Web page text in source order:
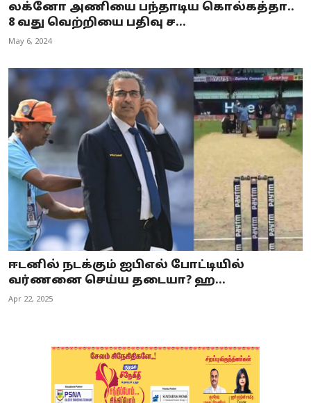
லக்னோ அணியை பந்தாடிய கொல்கத்தா..
8 வது வெற்றியை பதிவு ச...
May 6, 2024
ஈடனில் நடக்கும் ஐபிஎல் போட்டியில்
வர்ணனை செய்ய தடையா? ஹ...
Apr 22, 2025